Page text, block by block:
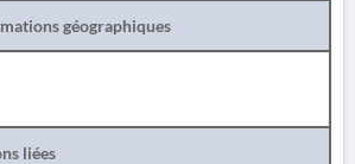
géographiques
liées